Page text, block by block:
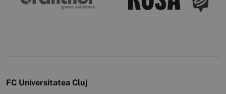
FC Universitatea Cluj